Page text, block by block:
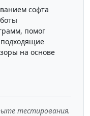
софта
помог
на основе
тестирования.